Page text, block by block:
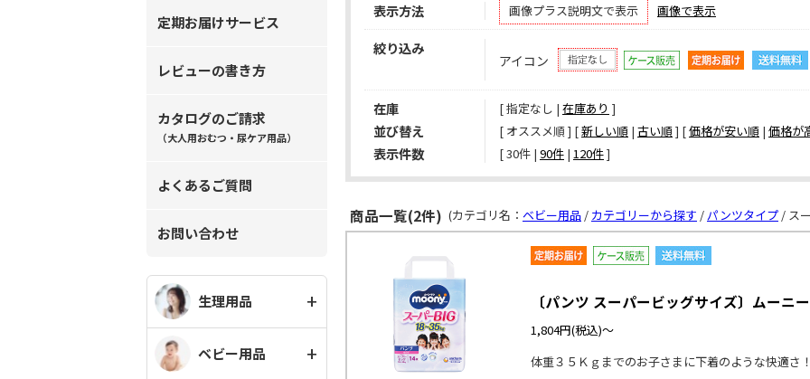
定期お届けサービス
レビューの書き方
カタログのご請求
（大人用おむつ・尿ケア用品）
よくあるご質問
お問い合わせ
生理用品
ベビー用品
表示方法 画像プラス説明文で表示 画像で表示
絞り込み
アイコン
在庫 [ 指定なし | 在庫あり ]
並び替え [ オススメ順 ] [新しい順 | 古い順] [価格が安い順 | 価格が
表示件数 [ 30件 | 90件 | 120件 ]
商品一覧(2件) (カテゴリ名： ベビー用品 / カテゴリーから探す /パンツタイプ / ス
〔パンツ スーパービッグサイズ〕ムーニ
1,804円(税込)～
体重３５Ｋｇまでのお子さまに下着のような快適さ